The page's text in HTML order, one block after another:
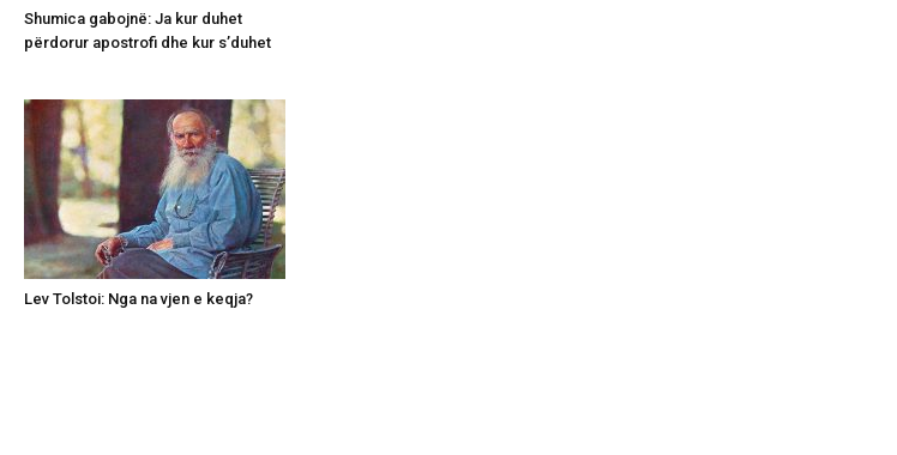
Shumica gabojnë: Ja kur duhet
përdorur apostrofi dhe kur s’duhet
Lev Tolstoi: Nga na vjen e keqja?